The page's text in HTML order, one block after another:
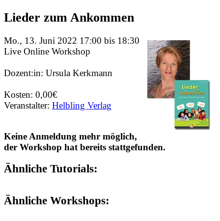
Lieder zum Ankommen
Mo., 13. Juni 2022 17:00 bis 18:30
Live Online Workshop
Dozent:in: Ursula Kerkmann
Kosten: 0,00€
Veranstalter: Helbling Verlag
Keine Anmeldung mehr möglich,
der Workshop hat bereits stattgefunden.
Ähnliche Tutorials:
Ähnliche Workshops: